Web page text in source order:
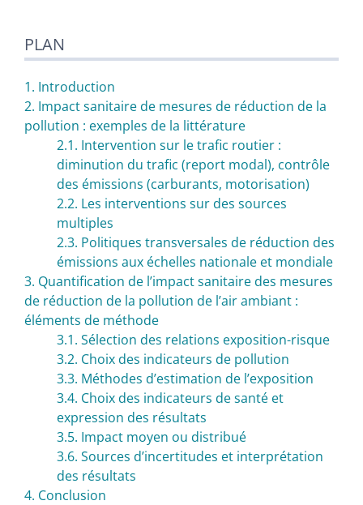
PLAN
1. Introduction
2. Impact sanitaire de mesures de réduction de la
pollution : exemples de la littérature
2.1. Intervention sur le trafic routier :
diminution du trafic (report modal), contrôle
des émissions (carburants, motorisation)
2.2. Les interventions sur des sources
multiples
2.3. Politiques transversales de réduction des
émissions aux échelles nationale et mondiale
3. Quantification de l’impact sanitaire des mesures
de réduction de la pollution de l’air ambiant :
éléments de méthode
3.1. Sélection des relations exposition-risque
3.2. Choix des indicateurs de pollution
3.3. Méthodes d’estimation de l’exposition
3.4. Choix des indicateurs de santé et
expression des résultats
3.5. Impact moyen ou distribué
3.6. Sources d’incertitudes et interprétation
des résultats
4. Conclusion